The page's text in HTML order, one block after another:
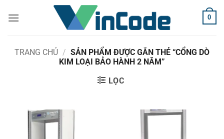
qua
0
TRANG CHỦ / SẢN PHẨM ĐƯỢC GẮN THẺ “CỔNG DÒ
KIM LOẠI BẢO HÀNH 2 NĂM”
LỌC